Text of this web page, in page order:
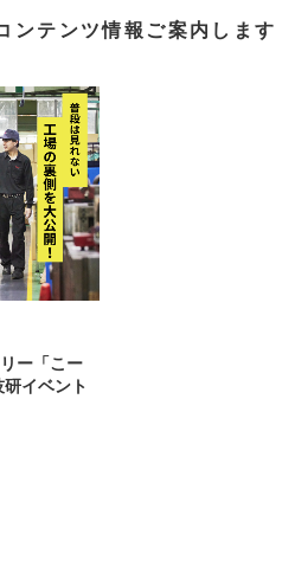
ンテンツ情報ご案内します
ー「こー
イベント